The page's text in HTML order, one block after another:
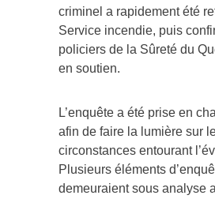
criminel a rapidement été
Service incendie, puis
policiers de la Sûreté du
en soutien.
L’enquête a été prise en
afin de faire la lumière sur
circonstances entourant
Plusieurs éléments
demeuraient sous analyse